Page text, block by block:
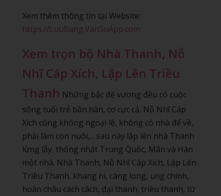
Xem thêm thông tin tại Website:
https://LuuBang.VanSuApp.com
Xem trọn bộ Nhà Thanh, Nỗ
Nhĩ Cáp Xích, Lập Lên Triều
Thanh Những bậc đế vương đều có cuộc
sống tuổi trẻ bần hàn, cơ cực cả. Nỗ Nhĩ Cáp
Xích cũng không ngoại lệ, không có nhà để về,
phải làm con nuôi,... sau này lập lên nhà Thanh
lừng lẫy, thống nhất Trung Quốc, Mãn và Hán
một nhà. Nhà Thanh, Nỗ Nhĩ Cáp Xích, Lập Lên
Triều Thanh, khang hi, càng long, ung chính,
hoàn châu cách cách, đại thanh, triều thanh, từ